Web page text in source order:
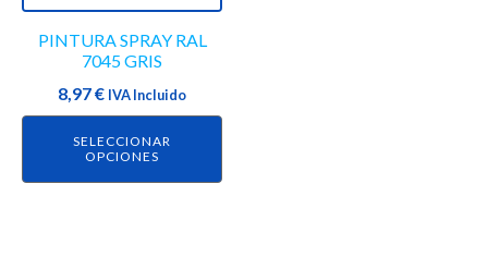
PINTURA SPRAY RAL
7045 GRIS
8,97€ IVA Incluido
SELECCIONAR
OPCIONES
se
pueden
la
de